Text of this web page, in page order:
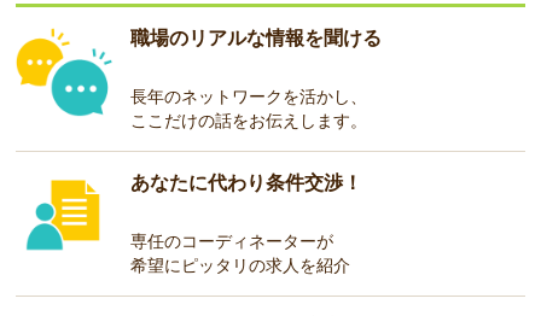
職場のリアルな情報を聞ける
長年のネットワークを活かし、
ここだけの話をお伝えします。
あなたに代わり条件交渉！
専任のコーディネーターが
希望にピッタリの求人を紹介